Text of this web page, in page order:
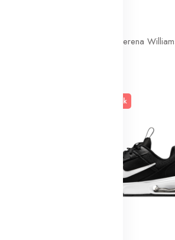
En rupture de stock